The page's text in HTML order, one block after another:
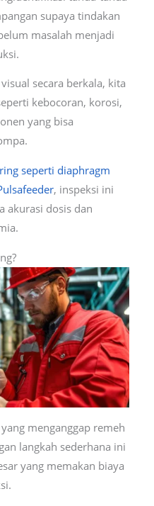
supaya tindakan
masalah menjadi
secara berkala, kita
kebocoran, korosi,
yang bisa
seperti diaphragm
, inspeksi ini
akurasi dosis dan
menganggap remeh
langkah sederhana ini
yang memakan biaya